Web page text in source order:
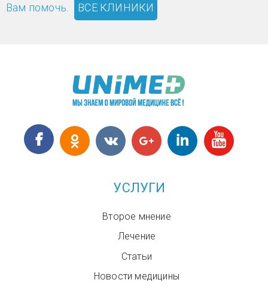
Вам помочь. ВСЕ КЛИНИКИ
УСЛУГИ
Второе мнение
Лечение
Статьи
Новости медицины